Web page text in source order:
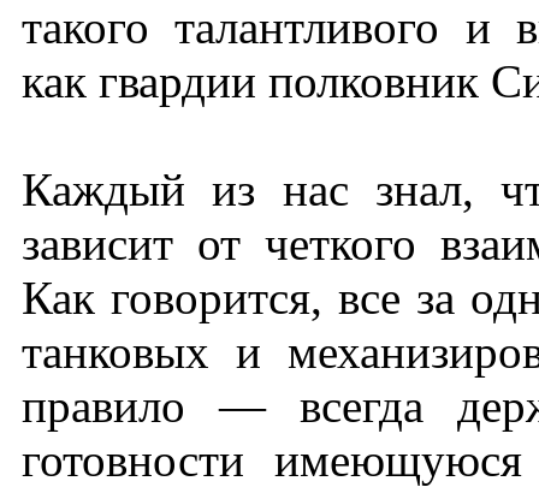
такого талантливого и
как гвардии полковник
Каждый из нас знал,
зависит от четкого
Как говорится, все за
танковых и
правило — всегда
готовности